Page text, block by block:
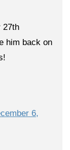
27th
him back on
6,